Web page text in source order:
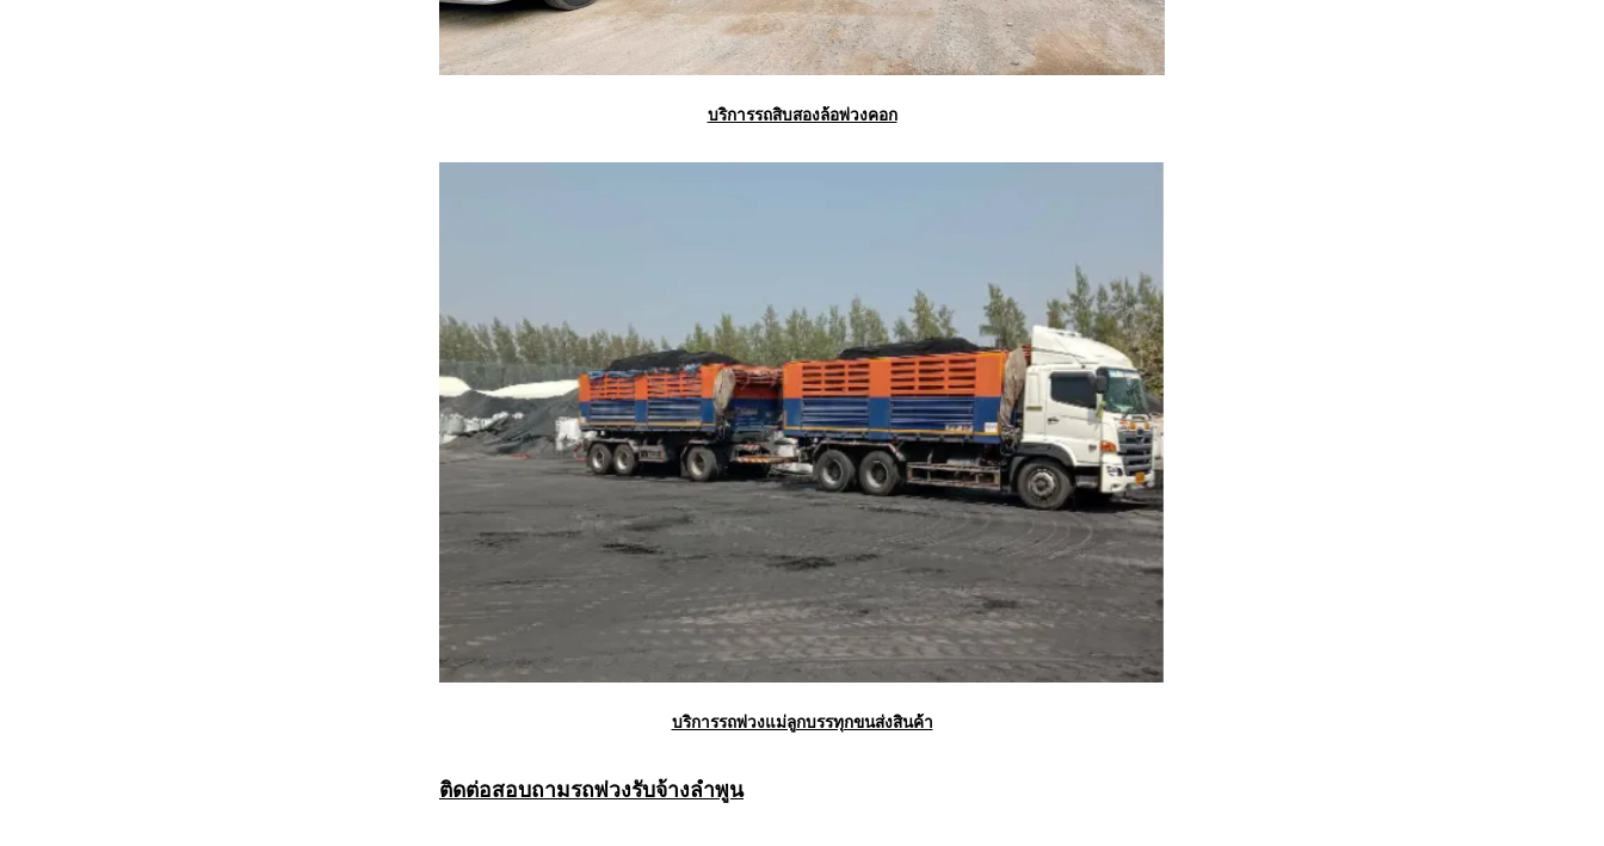
บริการรถสิบสองล้อพ่วงคอก
บริการรถพ่วงแม่ลูกบรรทุกขนส่งสินค้า
ติดต่อสอบถามรถพ่วงรับจ้างลำพูน